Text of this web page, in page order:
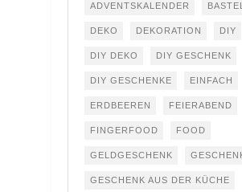
ADVENTSKALENDER
DEKO DEKORATION DIY
DIY DEKO DIY GESCHENK
DIY GESCHENKE EINFACH
ERDBEEREN FEIERABEND
FINGERFOOD FOOD
GELDGESCHENK
GESCHENK AUS DER KÜCHE